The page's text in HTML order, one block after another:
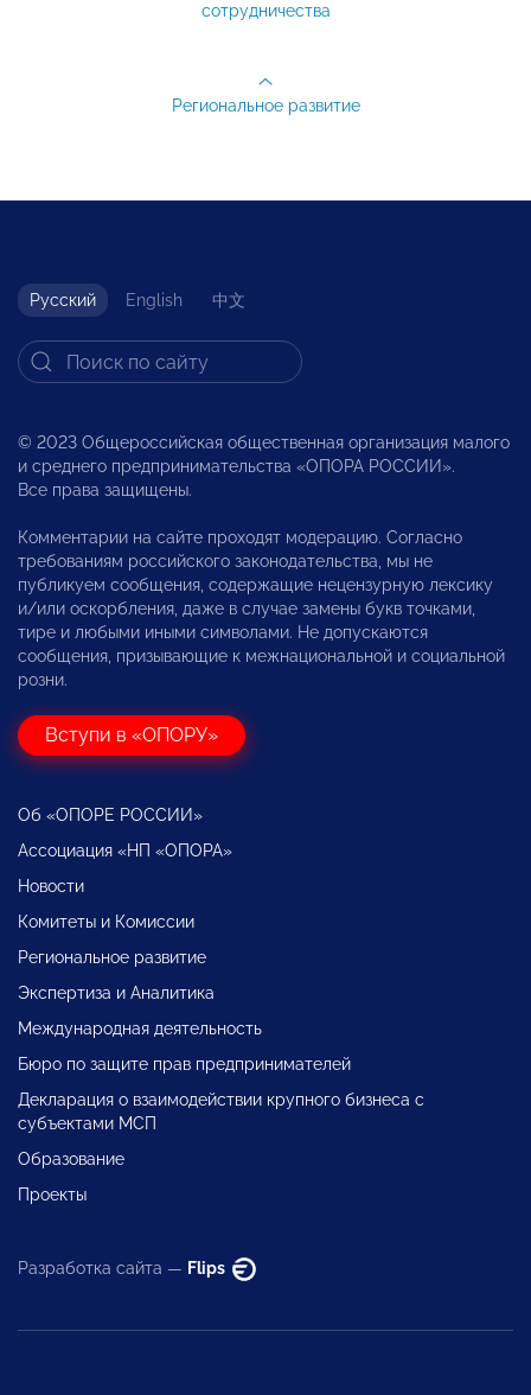
сотрудничества
Региональное развитие
Русский English 中文
© 2023 Общероссийская общественная организация малого
и среднего предпринимательства «ОПОРА РОССИИ».
Все права защищены.
Комментарии на сайте проходят модерацию. Согласно
требованиям российского законодательства, мы не
публикуем сообщения, содержащие нецензурную лексику
и/или оскорбления, даже в случае замены букв точками,
тире и любыми иными символами. Не допускаются
сообщения, призывающие к межнациональной и социальной
розни.
Вступи в «ОПОРУ»
Об «ОПОРЕ РОССИИ»
Ассоциация «НП «ОПОРА»
Новости
Комитеты и Комиссии
Региональное развитие
Экспертиза и Аналитика
Международная деятельность
Бюро по защите прав предпринимателей
Декларация о взаимодействии крупного бизнеса с
субъектами МСП
Образование
Проекты
Разработка сайта — Flips